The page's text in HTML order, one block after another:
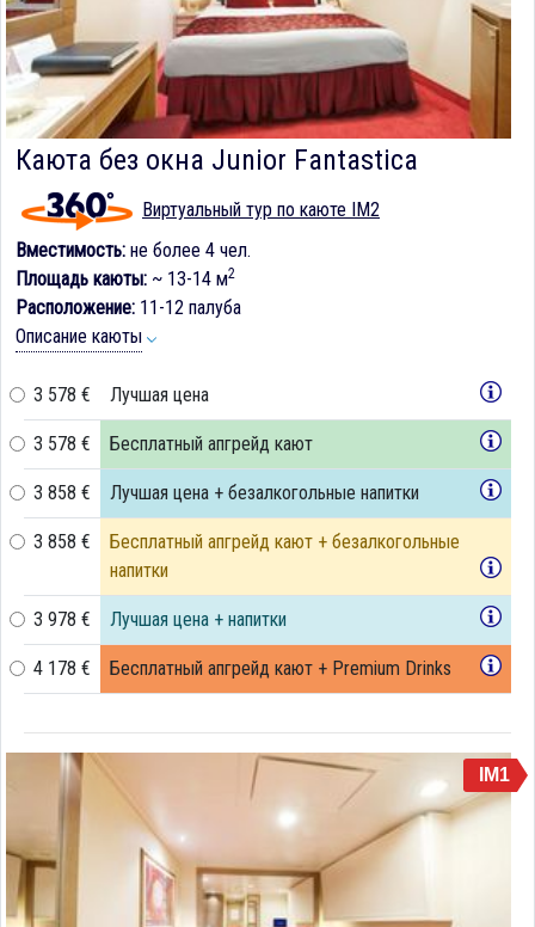
Каюта без окна Junior Fantastica
Виртуальный тур по каюте IM2
Вместимость: не более 4 чел.
Площадь каюты: ~ 13-14 м2
Расположение: 11-12 палуба
Описание каюты
3 578 € Лучшая цена
3 578 € Бесплатный апгрейд кают
3 858 € Лучшая цена + безалкогольные напитки
3 858 €
Бесплатный апгрейд кают + безалкогольные
напитки
3 978 € Лучшая цена + напитки
4 178 € Бесплатный апгрейд кают + Premium Drinks
IM1